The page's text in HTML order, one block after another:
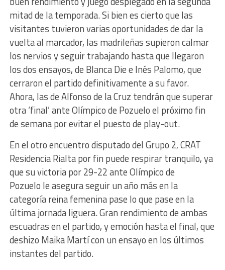
mitad de la temporada. Si bien es cierto que las
visitantes tuvieron varias oportunidades de dar la
vuelta al marcador, las madrileñas supieron calmar
los nervios y seguir trabajando hasta que llegaron
los dos ensayos, de Blanca Die e Inés Palomo, que
cerraron el partido definitivamente a su favor.
Ahora, las de Alfonso de la Cruz tendrán que superar
otra ‘final’ ante Olímpico de Pozuelo el próximo fin
de semana por evitar el puesto de play-out.
En el otro encuentro disputado del Grupo 2, CRAT
Residencia Rialta por fin puede respirar tranquilo, ya
que su victoria por 29-22 ante Olímpico de
Pozuelo le asegura seguir un año más en la
categoría reina femenina pase lo que pase en la
última jornada liguera. Gran rendimiento de ambas
escuadras en el partido, y emoción hasta el final, que
deshizo Maika Martí con un ensayo en los últimos
instantes del partido.